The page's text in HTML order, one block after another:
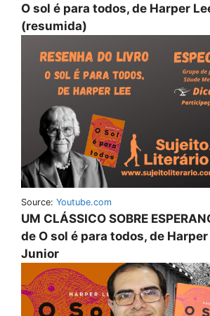
O sol é para todos, de Harper
(resumida)
Source: Youtube.com
UM CLÁSSICO SOBRE
de O sol é para todos, de
Junior